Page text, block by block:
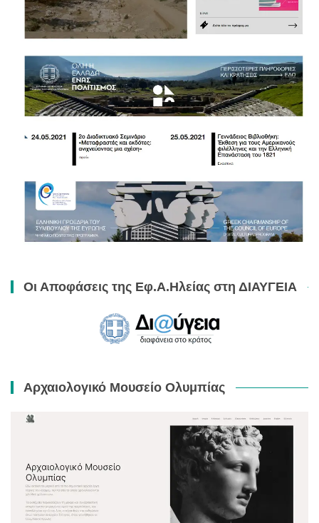
Οι Αποφάσεις της Εφ.Α.Ηλείας στη ΔΙΑΥΓΕΙΑ
Αρχαιολογικό Μουσείο Ολυμπίας